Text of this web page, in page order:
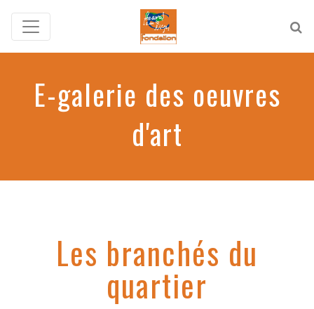
E-galerie des oeuvres
d'art
Les branchés du
quartier